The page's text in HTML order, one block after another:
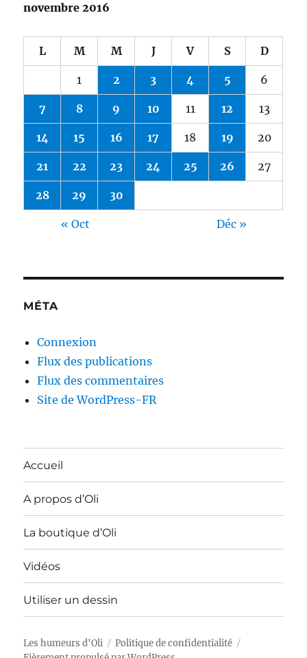
novembre 2016
L M M J V S D
1 2 3 4 5 6
7 8 9 10 11 12 13
14 15 16 17 18 19 20
21 22 23 24 25 26 27
28 29 30
« Oct Déc »
MÉTA
Connexion
Flux des publications
Flux des commentaires
Site de WordPress-FR
Accueil
A propos d’Oli
La boutique d’Oli
Vidéos
Utiliser un dessin
Les humeurs d'Oli
Politique de confidentialité